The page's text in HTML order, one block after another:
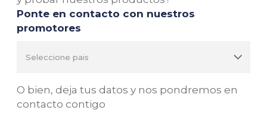
Ponte en contacto con nuestros
promotores
O bien, deja tus datos y nos pondremos en
contacto contigo